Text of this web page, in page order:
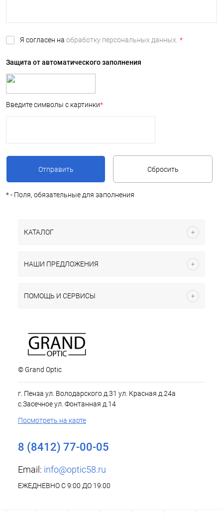
Я согласен на обработку персональных данных. *
Защита от автоматического заполнения
Введите символы с картинки*
*- Поля, обязательные для заполнения
КАТАЛОГ
НАШИ ПРЕДЛОЖЕНИЯ
ПОМОЩЬ И СЕРВИСЫ
© Grand Optic
г. Пенза ул. Володарского д.31 ул. Красная д.24а
с.Засечное ул. Фонтанная д.14
Посмотреть на карте
8 (8412) 77-00-05
Email: info@optic58.ru
ЕЖЕДНЕВНО С 9:00 ДО 19:00